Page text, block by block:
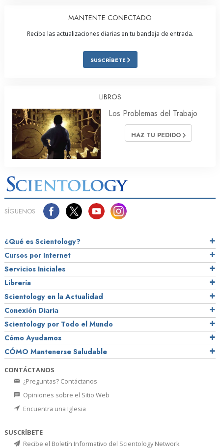
MANTENTE CONECTADO
Recibe las actualizaciones diarias en tu bandeja de entrada.
SUSCRÍBETE
LIBROS
Los Problemas del Trabajo
HAZ TU PEDIDO
SÍGUENOS
¿Qué es Scientology?
Cursos por Internet
Servicios Iniciales
Librería
Scientology en la Actualidad
Conexión Diaria
Scientology por Todo el Mundo
Cómo Ayudamos
CÓMO Mantenerse Saludable
CONTÁCTANOS
¿Preguntas? Contáctanos
Opiniones sobre el Sitio Web
Encuentra una Iglesia
SUSCRÍBETE
Recibe el Boletín Informativo del Scientology Network